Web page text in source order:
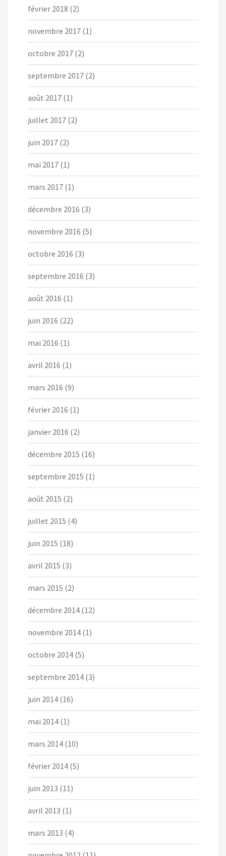
février 2018 (2)
novembre 2017 (1)
octobre 2017 (2)
septembre 2017 (2)
août 2017 (1)
juillet 2017 (2)
juin 2017 (2)
mai 2017 (1)
mars 2017 (1)
décembre 2016 (3)
novembre 2016 (5)
octobre 2016 (3)
septembre 2016 (3)
août 2016 (1)
juin 2016 (22)
mai 2016 (1)
avril 2016 (1)
mars 2016 (9)
février 2016 (1)
janvier 2016 (2)
décembre 2015 (16)
septembre 2015 (1)
août 2015 (2)
juillet 2015 (4)
juin 2015 (18)
avril 2015 (3)
mars 2015 (2)
décembre 2014 (12)
novembre 2014 (1)
octobre 2014 (5)
septembre 2014 (3)
juin 2014 (16)
mai 2014 (1)
mars 2014 (10)
février 2014 (5)
juin 2013 (11)
avril 2013 (1)
mars 2013 (4)